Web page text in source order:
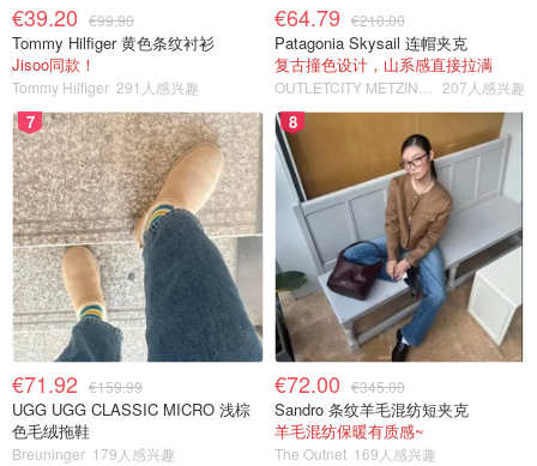
€39.20 €99.90
Tommy Hilfiger 黄色条纹衬衫
Jisoo同款！
Tommy Hilfiger 291人感兴趣
€64.79 €210.00
Patagonia Skysail 连帽夹克
复古撞色设计，山系感直接拉满
207人感兴趣
7
€71.92 €159.99
UGG UGG CLASSIC MICRO 浅棕
色毛绒拖鞋
Breuninger 179人感兴趣
8
€72.00 €345.00
Sandro 条纹羊毛混纺短夹克
羊毛混纺保暖有质感~
The Outnet 169人感兴趣